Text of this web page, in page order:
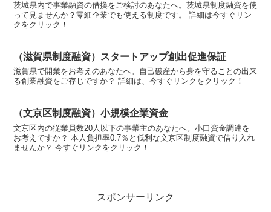
茨城県内で事業融資の借換をご検討のあなたへ。茨城県制度融資を使
って見ませんか？零細企業でも使える制度です。 詳細は今すぐリン
クをクリック！
（滋賀県制度融資）スタートアップ創出促進保証
滋賀県で開業をお考えのあなたへ。自己破産から身を守ることの出来
る創業融資をご存じですか？ 詳細は、今すぐリンクをクリック！
（文京区制度融資）小規模企業資金
文京区内の従業員数20人以下の事業主のあなたへ。小口資金調達を
お考えですか？ 本人負担率0.7％と低利な文京区制度融資で借り入れ
ませんか？ 今すぐリンクをクリック！
スポンサーリンク